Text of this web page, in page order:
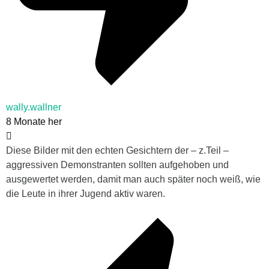
wally.wallner
8 Monate her
Diese Bilder mit den echten Gesichtern der – z.Teil –
aggressiven Demonstranten sollten aufgehoben und
ausgewertet werden, damit man auch später noch weiß, wie
die Leute in ihrer Jugend aktiv waren.